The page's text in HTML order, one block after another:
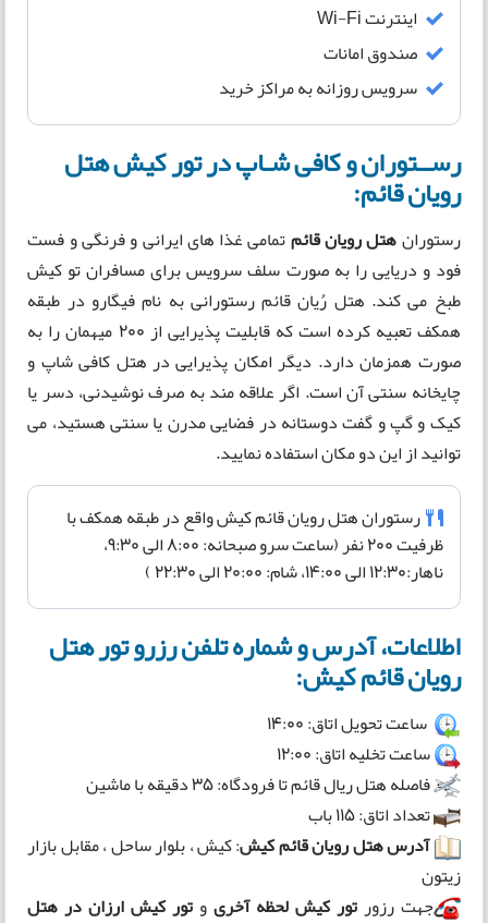
اینترنت Wi-Fi
صندوق امانات
سرویس روزانه به مراکز خرید
رســتوران و کافی شـاپ در تور کیش هتل
رویان قائم:
رستورانهتل رویان قائمتمامی غذا های ایرانی و فرنگی و فست
فود و دریایی را به صورت سلف سرویس برای مسافران تو کیش
طبخ می کند. هتل رُیان قائم رستورانی به نام فیگارو در طبقه
همکف تعبیه کرده است که قابلیت پذیرایی از 200 میهمان را به
صورت همزمان دارد. دیگر امکان پذیرایی در هتل کافی شاپ و
چایخانه سنتی آن است. اگر علاقه مند به صرف نوشیدنی، دسر یا
کیک و گپ و گفت دوستانه در فضایی مدرن یا سنتی هستید، می
توانید از این دو مکان استفاده نمایید.
رستوران هتل رویان قائم کیش واقع در طبقه همکف با
ظرفیت 200 نفر (ساعت سرو صبحانه: 8:00 الی 9:30،
ناهار:12:30 الی 14:00، شام: 20:00 الی 22:30 )
اطلاعات، آدرس و شماره تلفن رزرو تور هتل
رویان قائم کیش:
ساعت تحویل اتاق: 14:00
ساعت تخلیه اتاق: 12:00
فاصله هتل ریال قائم تا فرودگاه: 35 دقیقه با ماشین
تعداد اتاق: 115 باب
آدرس هتل رویان قائم کیش: کیش ، بلوار ساحل ، مقابل بازار
زیتون
جهت رزورتور کیش لحظه آخریوتور کیش ارزان در هتل